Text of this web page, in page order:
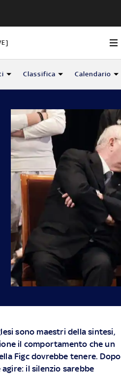
Classifica Calendario
sono maestri della sintesi,
il comportamento che un
Figc dovrebbe tenere. Dopo
il silenzio sarebbe